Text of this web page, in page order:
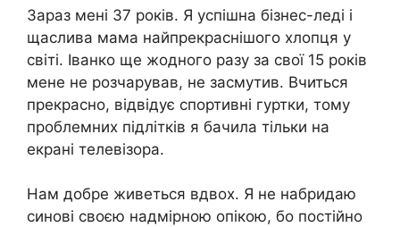
Зараз мені 37 років. Я успішна бізнес-леді і
щаслива мама найпрекраснішого хлопця у
світі. Іванко ще жодного разу за свої 15 років
мене не розчарував, не засмутив. Вчиться
прекрасно, відвідує спортивні гуртки, тому
проблемних підлітків я бачила тільки на
екрані телевізора.
Нам добре живеться вдвох. Я не набридаю
синові своєю надмірною опікою, бо постійно